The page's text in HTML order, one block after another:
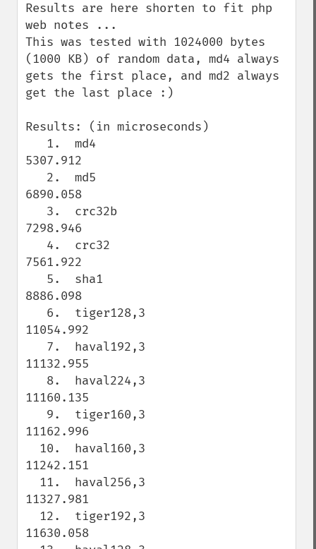
Results are here shorten to fit php
web notes ...
This was tested with 1024000 bytes
(1000 KB) of random data, md4 always
gets the first place, and md2 always
get the last place :)
Results: (in microseconds)
5307.912
6890.058
7298.946
7561.922
8886.098
11054.992
11132.955
11160.135
11162.996
11242.151
11327.981
11630.058